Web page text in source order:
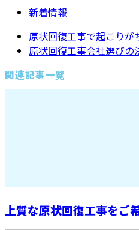
新着情報
原状回復工事で起こりが
原状回復工事会社選びの
関連記事一覧
上質な原状回復工事をご